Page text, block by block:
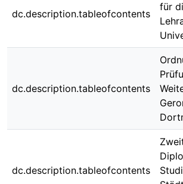
dc.description.tableofcontents
für
dc.description.tableofcontents
dc.description.tableofcontents